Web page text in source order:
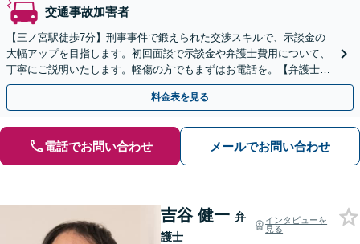
交通事故加害者
【三ノ宮駅徒歩7分】刑事事件で鍛えられた交渉スキルで、示談金の
大幅アップを目指します。初回面談で示談金や弁護士費用について、
丁寧にご説明いたします。軽傷の方でもまずはお電話を。【弁護士費
用特約対応可】【LINEや弁護士直通電話あり】
料金表を見る
電話でお問い合わせ メールでお問い合わせ
吉谷 健一 弁
護士
インタビューを
見る